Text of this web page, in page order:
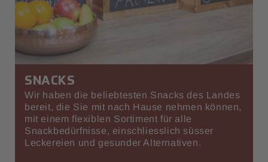
SNACKS
Wir haben die beliebtesten Snacks des Landes
bereit, die Sie mit nach Hause nehmen können,
mit einem flexiblen Sortiment für alle
Snackbedürfnisse, einschliesslich süsser
Leckereien und gesunder Alternativen.